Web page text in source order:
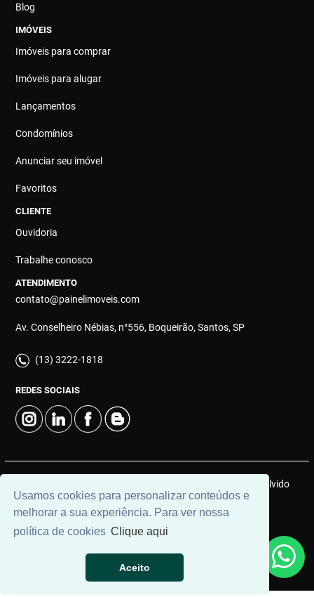
Usamos cookies para personalizar conteúdos e
melhorar a sua experiência. Para ver nossa
política de cookies Clique aqui
Aceito
Blog
IMÓVEIS
Imóveis para comprar
Imóveis para alugar
Lançamentos
Condomínios
Anunciar seu imóvel
Favoritos
CLIENTE
Ouvidoria
Trabalhe conosco
ATENDIMENTO
contato@painelimoveis.com
Av. Conselheiro Nébias, n°556, Boqueirão, Santos, SP
(13) 3222-1818
REDES SOCIAIS
© 2026 | Painel Connect Imóveis | CRECI: 12910-J | Desenvolvido
porUniversal Software.